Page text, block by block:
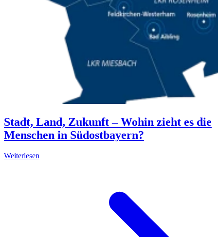
Stadt, Land, Zukunft – Wohin zieht es die
Menschen in Südostbayern?
Weiterlesen